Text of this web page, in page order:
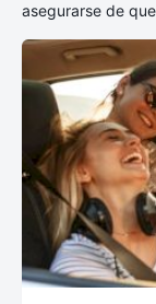
asegurarse de